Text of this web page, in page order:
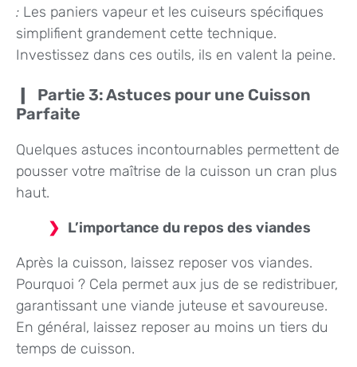
: Les paniers vapeur et les cuiseurs spécifiques
simplifient grandement cette technique.
Investissez dans ces outils, ils en valent la peine.
Partie 3: Astuces pour une Cuisson
Parfaite
Quelques astuces incontournables permettent de
pousser votre maîtrise de la cuisson un cran plus
haut.
L’importance du repos des viandes
Après la cuisson, laissez reposer vos viandes.
Pourquoi ? Cela permet aux jus de se redistribuer,
garantissant une viande juteuse et savoureuse.
En général, laissez reposer au moins un tiers du
temps de cuisson.